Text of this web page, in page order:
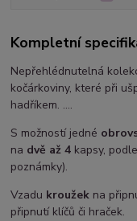
Kompletní
Nepřehlédnutelná
kočárkoviny, které při
hadříkem. ....
S možností jedné
na dvě až 4 kapsy,
poznámky).
Vzadu kroužek na
připnutí klíčů či hraček.